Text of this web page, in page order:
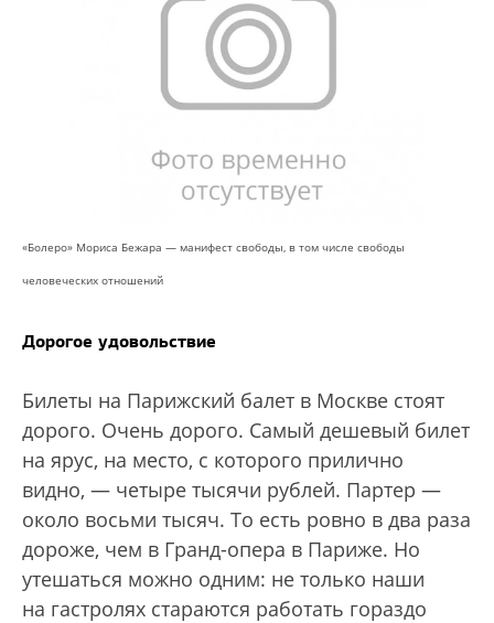
«Болеро» Мориса Бежара — манифест свободы, в том числе свободы
человеческих отношений
Дорогое удовольствие
Билеты на Парижский балет в Москве стоят
дорого. Очень дорого. Самый дешевый билет
на ярус, на место, с которого прилично
видно, — четыре тысячи рублей. Партер —
около восьми тысяч. То есть ровно в два раза
дороже, чем в Гранд-опера в Париже. Но
утешаться можно одним: не только наши
на гастролях стараются работать гораздо